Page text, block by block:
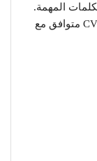
المهمة.
أدرج هذه الكلمات داخل محتوى CV متوافق مع